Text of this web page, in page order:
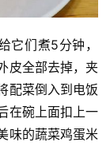
它们煮5分钟，
皮全部去掉，夹
配菜倒入到电饭
在碗上面扣上一
味的蔬菜鸡蛋米